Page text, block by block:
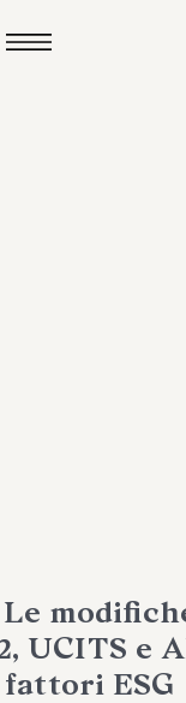
UCITS e
ESG